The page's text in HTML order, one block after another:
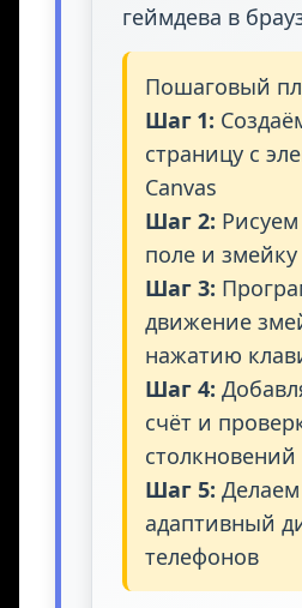
геймдева в
Пошаговый
Шаг 1:
страницу с
Canvas
Шаг 2:
поле и змейку
Шаг 3:
движение
нажатию
Шаг 4:
счёт и
столкновений
Шаг 5: Делаем
адаптивный
телефонов